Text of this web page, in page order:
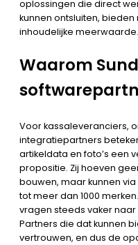
oplossingen die direct
kunnen ontsluiten,
inhoudelijke meerwaarde.
Waarom
Voor kassaleveranciers,
integratiepartners
artikeldata en foto’s een
propositie. Zij hoeven
bouwen, maar kunnen
tot meer dan 1000
vragen steeds vaker
Partners die dat kunnen
vertrouwen, en dus de